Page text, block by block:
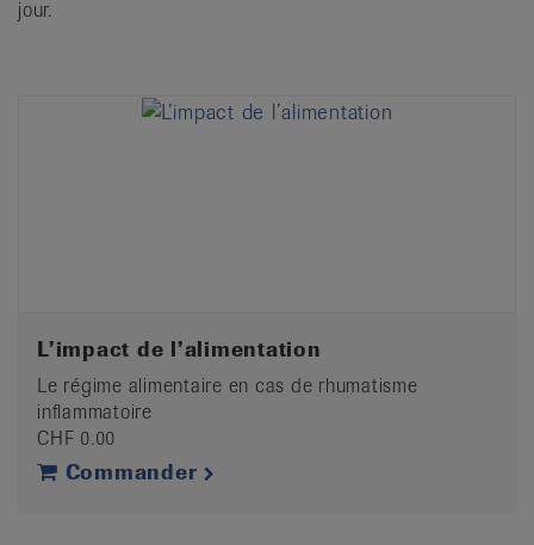
jour.
L’impact de l’alimentation
Le régime alimentaire en cas de rhumatisme
inflammatoire
CHF 0.00
Commander